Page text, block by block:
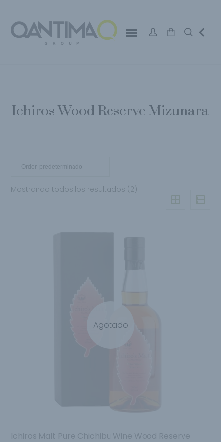
Ichiros Wood Reserve Mizunara
Mostrando todos los resultados (2)
Agotado
Ichiros Malt Pure Chichibu Wine Wood Reserve